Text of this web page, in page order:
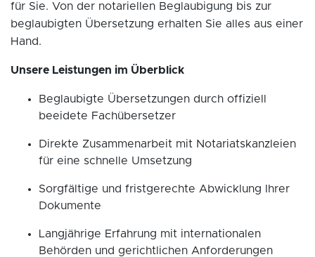
für Sie. Von der notariellen Beglaubigung bis zur
beglaubigten Übersetzung erhalten Sie alles aus einer
Hand.
Unsere Leistungen im Überblick
Beglaubigte Übersetzungen durch offiziell
beeidete Fachübersetzer
Direkte Zusammenarbeit mit Notariatskanzleien
für eine schnelle Umsetzung
Sorgfältige und fristgerechte Abwicklung Ihrer
Dokumente
Langjährige Erfahrung mit internationalen
Behörden und gerichtlichen Anforderungen